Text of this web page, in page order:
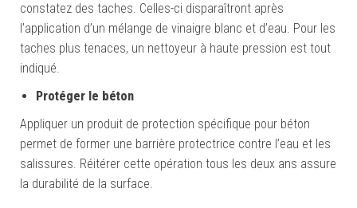
constatez des taches. Celles-ci disparaîtront après
l’application d’un mélange de vinaigre blanc et d’eau. Pour les
taches plus tenaces, un nettoyeur à haute pression est tout
indiqué.
Protéger le béton
Appliquer un produit de protection spécifique pour béton
permet de former une barrière protectrice contre l’eau et les
salissures. Réitérer cette opération tous les deux ans assure
la durabilité de la surface.